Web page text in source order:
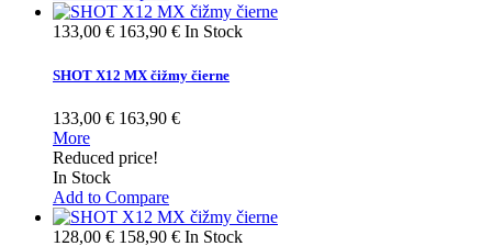
133,00 € 163,90 € In Stock
SHOT X12 MX čižmy čierne
133,00 € 163,90 €
More
Reduced price!
In Stock
Add to Compare
128,00 € 158,90 € In Stock